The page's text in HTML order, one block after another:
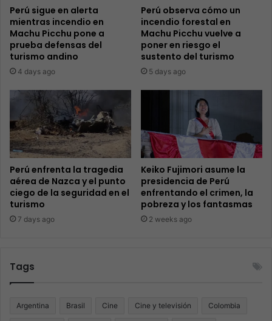
Perú sigue en alerta
mientras incendio en
Machu Picchu pone a
prueba defensas del
turismo andino
4 days ago
Perú observa cómo un
incendio forestal en
Machu Picchu vuelve a
poner en riesgo el
sustento del turismo
5 days ago
Perú enfrenta la tragedia
aérea de Nazca y el punto
ciego de la seguridad en el
turismo
7 days ago
Keiko Fujimori asume la
presidencia de Perú
enfrentando el crimen, la
pobreza y los fantasmas
2 weeks ago
Tags
Argentina Brasil Cine Cine y televisión Colombia